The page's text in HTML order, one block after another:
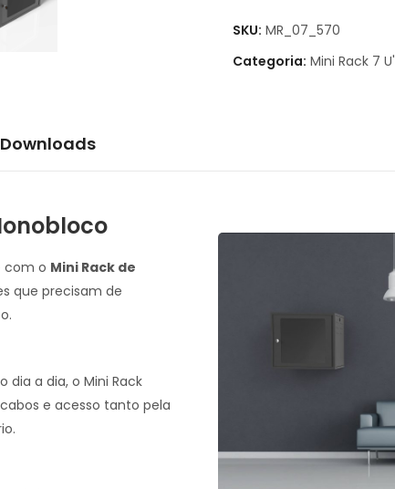
SKU: MR_07_570
Categoria: Mini Rack 7
Downloads
com o Mini Rack de
que precisam de
a dia, o Mini Rack
e acesso tanto pela